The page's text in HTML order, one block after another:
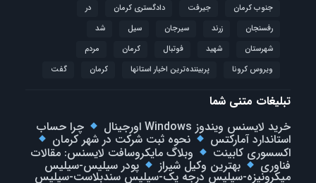
جنوب کرمان
جیرفت دادگستری کرمان
در
رفسنجان
زرند سیرجان سیل
شد
شهرستان
شهید فوتبال كرمان
مردم
ویروس کرونا
پربیننده‌ترین اخبار استانها کرمان گفت
تبلیغات متنی شما
خرید لایسنس ویندوز Windows اورجینال
چرا حساب
استاندارد آمارکتس نحوه ثبت شرکت در شهر کرمان
اکسسوری کابینت وبلاگ مایکروسافت لایسنس: مقالات
فناوری بهترین وکیل شیراز پودر سیلیس-سیلیس
میکرونیزه-سیلیس درجه یک-سیلیس سندبلاست-سیلیس